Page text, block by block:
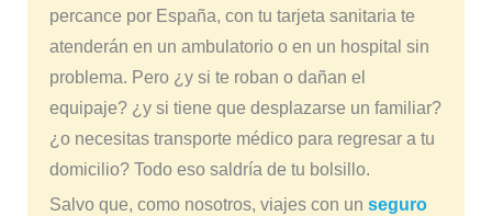
percance por España, con tu tarjeta sanitaria te
atenderán en un ambulatorio o en un hospital sin
problema. Pero ¿y si te roban o dañan el
equipaje? ¿y si tiene que desplazarse un familiar?
¿o necesitas transporte médico para regresar a tu
domicilio? Todo eso saldría de tu bolsillo.
Salvo que, como nosotros, viajes con un seguro